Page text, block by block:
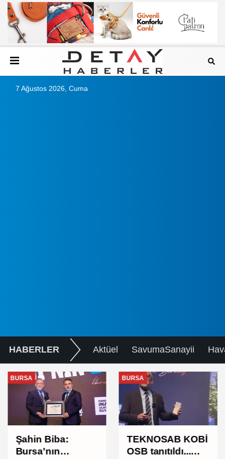
7 Ağustos 2026, Cuma
HABERLER Aktüel SavumaSanayii
BURSA
Şahin Biba:
Bursa'nın
BURSA
TEKNOSAB KOBİ
OSB tanıtıldı...